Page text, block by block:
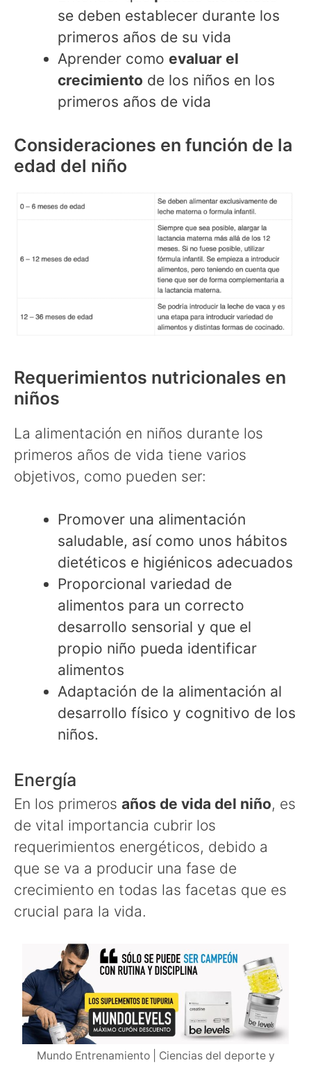
se deben establecer durante los
primeros años de su vida
Aprender como evaluar el
crecimiento de los niños en los
primeros años de vida
Consideraciones en función de la
edad del niño
Requerimientos nutricionales en
niños
La alimentación en niños durante los
primeros años de vida tiene varios
objetivos, como pueden ser:
Promover una alimentación
saludable, así como unos hábitos
dietéticos e higiénicos adecuados
Proporcional variedad de
alimentos para un correcto
desarrollo sensorial y que el
propio niño pueda identificar
alimentos
Adaptación de la alimentación al
desarrollo físico y cognitivo de los
niños.
Energía
En los primeros años de vida del niño, es
de vital importancia cubrir los
requerimientos energéticos, debido a
que se va a producir una fase de
crecimiento en todas las facetas que es
crucial para la vida.
Mundo Entrenamiento | Ciencias del deporte y